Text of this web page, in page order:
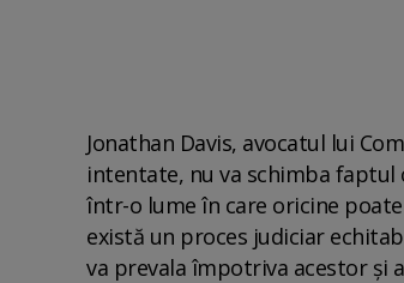
Jonathan Davis, avocatul lui
intentate, nu va schimba faptul
într-o lume în care oricine
există un proces judiciar
va prevala împotriva acestor și